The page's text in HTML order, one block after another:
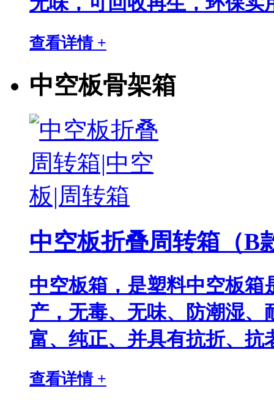
查看详情 +
中空板骨架箱
中空板折叠周转箱（B
中空板箱，是塑料中空板箱
产，无毒、无味、防潮湿
富、纯正、并具有抗折、
查看详情 +